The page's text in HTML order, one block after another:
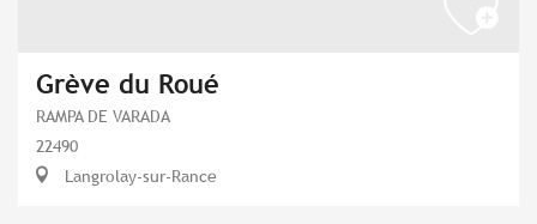
Grève du Roué
RAMPA DE VARADA
22490
Langrolay-sur-Rance